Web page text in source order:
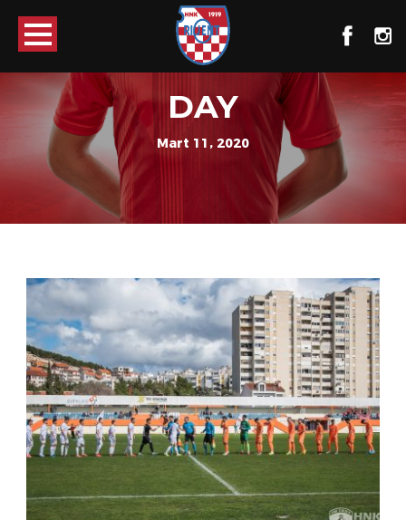
DAY
Mart 11, 2020